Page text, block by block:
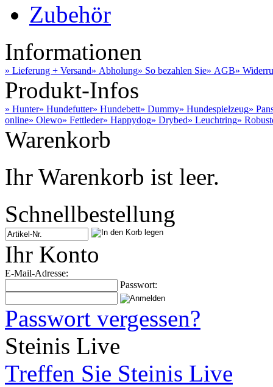
Zubehör
Informationen
» Lieferung + Versand» Abholung» So bezahlen Sie» AGB»
Produkt-Infos
» Hunter» Hundefutter» Hundebett» Dummy» Hundespielzeug»
online» Olewo» Fettleder» Happydog» Drybed» Leuchtring»
Warenkorb
Ihr Warenkorb ist leer.
Schnellbestellung
Ihr Konto
E-Mail-Adresse:
Passwort:
Passwort vergessen?
Steinis Live
Treffen Sie Steinis Live